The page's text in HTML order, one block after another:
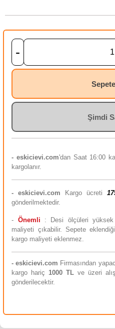
-
Şimdi
- eskicievi.com'dan Saat 16:00
kargolanır.
-eskicievi.com Kargo ücreti
gönderilmektedir.
- Önemli
: Desi ölçüleri
maliyeti çıkabilir. Sepete
kargo maliyeti eklenmez.
-eskicievi.com Firmasından
kargo hariç1000 TL ve üzeri
gönderilecektir.